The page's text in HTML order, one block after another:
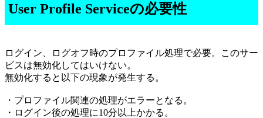
User Profile Serviceの必要性
ログイン、ログオフ時のプロファイル処理で必要。このサー
ビスは無効化してはいけない。
無効化すると以下の現象が発生する。
・プロファイル関連の処理がエラーとなる。
・ログイン後の処理に10分以上かかる。